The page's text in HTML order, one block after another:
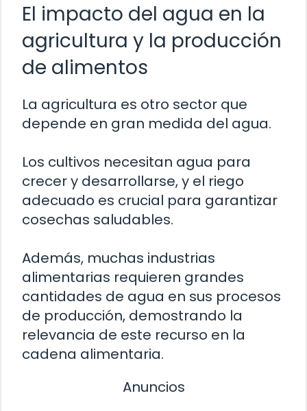
El impacto del agua en la
agricultura y la producción
de alimentos
La agricultura es otro sector que
depende en gran medida del agua.
Los cultivos necesitan agua para
crecer y desarrollarse, y el riego
adecuado es crucial para garantizar
cosechas saludables.
Además, muchas industrias
alimentarias requieren grandes
cantidades de agua en sus procesos
de producción, demostrando la
relevancia de este recurso en la
cadena alimentaria.
Anuncios